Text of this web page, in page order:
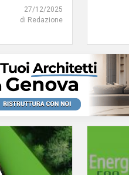
27/12/2025
di Redazione